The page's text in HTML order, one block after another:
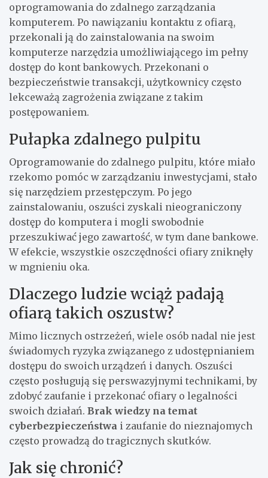
oprogramowania do zdalnego zarządzania
komputerem. Po nawiązaniu kontaktu z ofiarą,
przekonali ją do zainstalowania na swoim
komputerze narzędzia umożliwiającego im pełny
dostęp do kont bankowych. Przekonani o
bezpieczeństwie transakcji, użytkownicy często
lekceważą zagrożenia związane z takim
postępowaniem.
Pułapka zdalnego pulpitu
Oprogramowanie do zdalnego pulpitu, które miało
rzekomo pomóc w zarządzaniu inwestycjami, stało
się narzędziem przestępczym. Po jego
zainstalowaniu, oszuści zyskali nieograniczony
dostęp do komputera i mogli swobodnie
przeszukiwać jego zawartość, w tym dane bankowe.
W efekcie, wszystkie oszczędności ofiary zniknęły
w mgnieniu oka.
Dlaczego ludzie wciąż padają
ofiarą takich oszustw?
Mimo licznych ostrzeżeń, wiele osób nadal nie jest
świadomych ryzyka związanego z udostępnianiem
dostępu do swoich urządzeń i danych. Oszuści
często posługują się perswazyjnymi technikami, by
zdobyć zaufanie i przekonać ofiary o legalności
swoich działań. Brak wiedzy na temat
cyberbezpieczeństwa i zaufanie do nieznajomych
często prowadzą do tragicznych skutków.
Jak się chronić?